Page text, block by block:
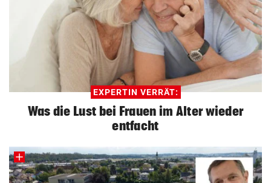
EXPERTIN VERRÄT:
Was die Lust bei Frauen im Alter wieder
entfacht